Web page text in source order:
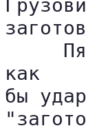
как
бы